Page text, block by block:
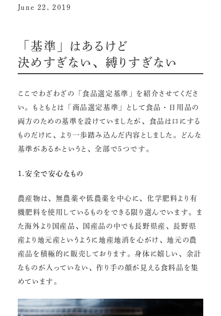
June 22, 2019
「基準」はあるけど
決めすぎない、縛りすぎない
ここでわざわざの「食品選定基準」を紹介させてくださ
い。もともとは「商品選定基準」として食品・日用品の
両方のための基準を設けていましたが、食品は口にする
ものだけに、より一歩踏み込んだ内容としました。どんな
基準があるかというと、全部で5つです。
1.安全で安心なもの
農産物は、無農薬や低農薬を中心に、化学肥料より有
機肥料を使用しているものをできる限り選んでいます。ま
た海外より国産品、国産品の中でも長野県産、長野県
産より地元産というように地産地消を心がけ、地元の農
産品を積極的に販売しております。身体に嬉しい、余計
なものが入っていない、作り手の顔が見える食料品を集
めています。